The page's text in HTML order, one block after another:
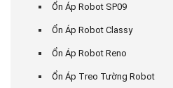
Ổn Áp Robot SP09
Ổn Áp Robot Classy
Ổn Áp Robot Reno
Ổn Áp Treo Tường Robot